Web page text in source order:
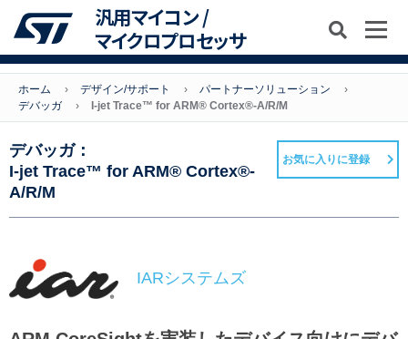
汎用マイコン /
マイクロプロセッサ
ホーム デザイン/サポート
パートナーソリューション
デバッガ
I-jet Trace™ for ARM® Cortex®-A/R/M
デバッガ：
I-jet Trace™ for ARM® Cortex®-
A/R/M
お気に入りに登録
IARシステムズ